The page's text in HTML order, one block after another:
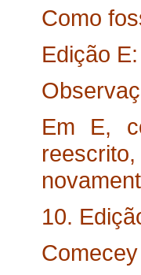
Como
Edição
Em E,
10.